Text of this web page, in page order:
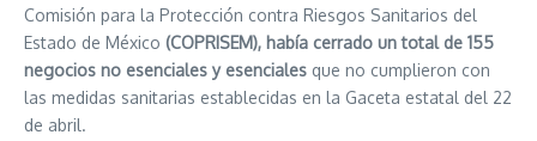
Comisión para la Protección contra Riesgos Sanitarios del
Estado de México (COPRISEM), había cerrado un total de 155
negocios no esenciales y esenciales que no cumplieron con
las medidas sanitarias establecidas en la Gaceta estatal del 22
de abril.